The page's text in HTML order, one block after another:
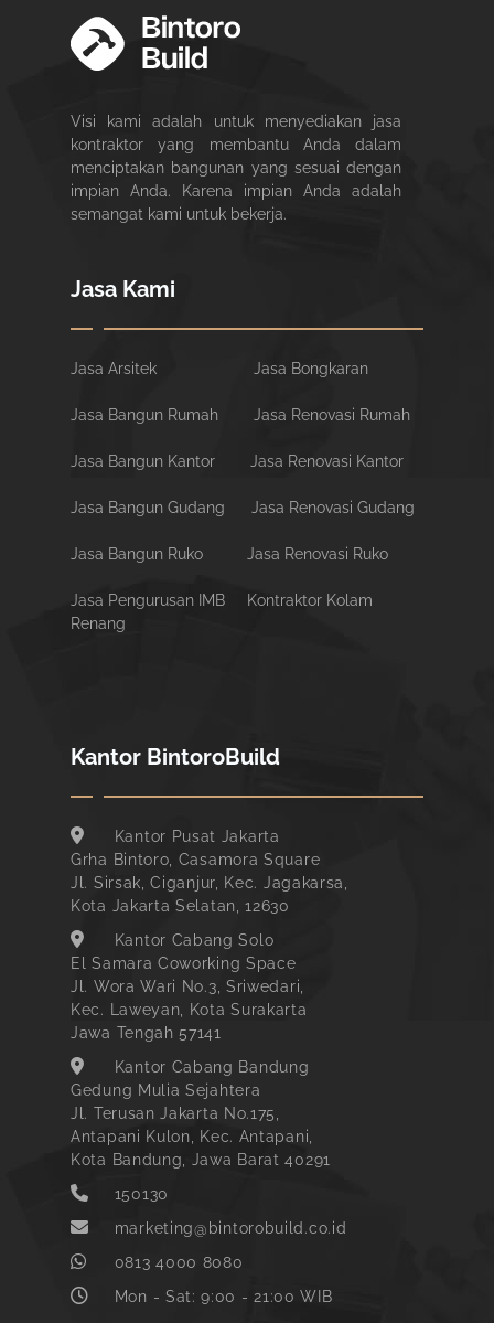
Visi kami adalah untuk menyediakan jasa
kontraktor yang membantu Anda dalam
menciptakan bangunan yang sesuai dengan
impian Anda. Karena impian Anda adalah
semangat kami untuk bekerja.
Jasa Kami
Jasa Arsitek Jasa Bongkaran
Jasa Bangun Rumah Jasa Renovasi Rumah
Jasa Bangun Kantor Jasa Renovasi Kantor
Jasa Bangun Gudang Jasa Renovasi Gudang
Jasa Bangun Ruko Jasa Renovasi Ruko
Jasa Pengurusan IMB
Kontraktor Kolam
Renang
Kantor BintoroBuild
Kantor Pusat Jakarta
Grha Bintoro, Casamora Square
Jl. Sirsak, Ciganjur, Kec. Jagakarsa,
Kota Jakarta Selatan, 12630
Kantor Cabang Solo
El Samara Coworking Space
Jl. Wora Wari No.3, Sriwedari,
Kec. Laweyan, Kota Surakarta
Jawa Tengah 57141
Kantor Cabang Bandung
Gedung Mulia Sejahtera
Jl. Terusan Jakarta No.175,
Antapani Kulon, Kec. Antapani,
Kota Bandung, Jawa Barat 40291
150130
marketing@bintorobuild.co.id
0813 4000 8080
Mon - Sat: 9:00 - 21:00 WIB